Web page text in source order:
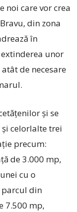
noi care vor crea
din zona
în
unor
de necesare
și se
celorlalte trei
precum:
de 3.000 mp,
cu o
parcul din
7.500 mp,